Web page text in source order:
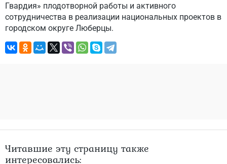
Гвардия» плодотворной работы и активного
сотрудничества в реализации национальных проектов в
городском округе Люберцы.
Читавшие эту страницу также
интересовались: